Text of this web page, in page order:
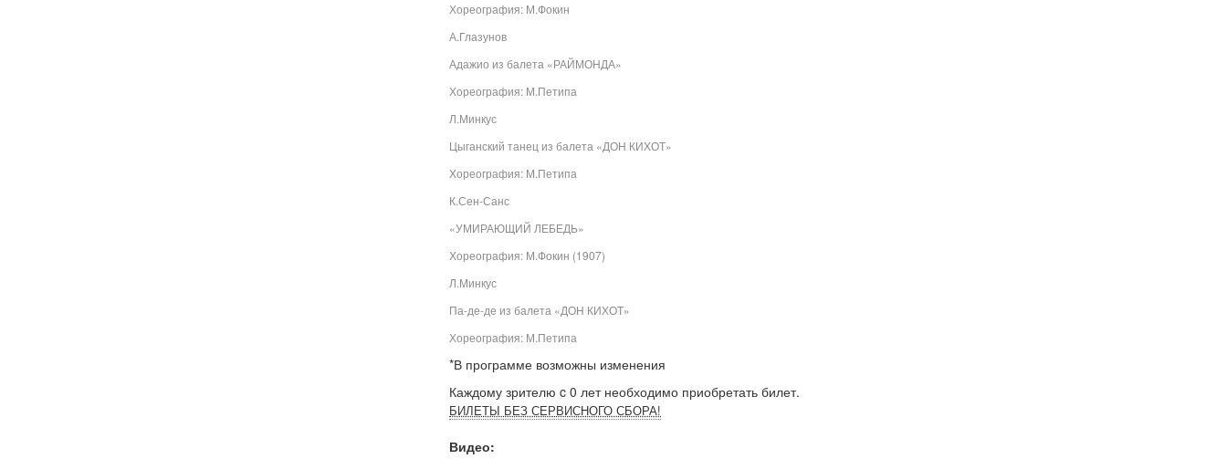
Хореография: М.Фокин
А.Глазунов
Адажио из балета «РАЙМОНДА»
Хореография: М.Петипа
Л.Минкус
Цыганский танец из балета «ДОН КИХОТ»
Хореография: М.Петипа
К.Сен-Санс
«УМИРАЮЩИЙ ЛЕБЕДЬ»
Хореография: М.Фокин (1907)
Л.Минкус
Па-де-де из балета «ДОН КИХОТ»
Хореография: М.Петипа
*В программе возможны изменения
Каждому зрителю c 0 лет необходимо приобретать билет.
БИЛЕТЫ БЕЗ СЕРВИСНОГО СБОРА!
Видео: